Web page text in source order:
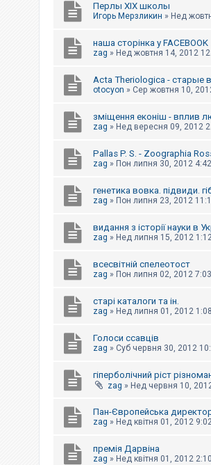
Перлы ХІХ школы
Игорь Мерзликин » Нед
наша сторінка у FACEBOOK
zag » Нед жовтня 14, 2012
Acta Theriologica - старые
otocyon » Сер жовтня 10,
зміщення еконіш - вплив
zag » Нед вересня 09, 2012
Pallas P. S. - Zoographia
zag » Пон липня 30, 2012
генетика вовка. підвиди.
zag » Пон липня 23, 2012
видання з історії науки в
zag » Нед липня 15, 2012
всесвітній спелеотост
zag » Пон липня 02, 2012
старі каталоги та ін.
zag » Нед липня 01, 2012
Голоси ссавців
zag » Суб червня 30, 2012
гіперболічний ріст
zag » Нед червня 10,
Пан-Європейська
zag » Нед квітня 01, 2012
премія Дарвіна
zag » Нед квітня 01, 2012